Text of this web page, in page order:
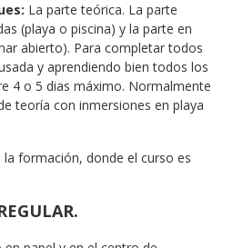
La parte teórica. La parte
(playa o piscina) y la parte en
abierto). Para completar todos
y aprendiendo bien todos los
4 o 5 dias máximo. Normalmente
teoría con inmersiones en playa
formación, donde el curso es